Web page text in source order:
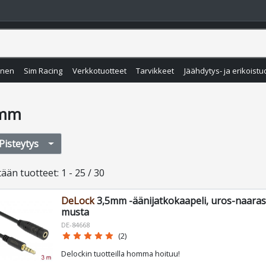
Sim Racing Verkkotuotteet Tarvikkeet Jäähdytys- ja
Pisteytys
tuotteet: 1 - 25 / 30
DeLock3,5mm -äänijatkokaapeli, uros-
musta
DE-84668
star star star star star (2)
Delockin tuotteilla homma hoituu!